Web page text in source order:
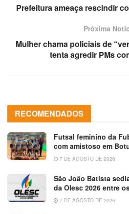
Prefeitura ameaça rescindir
Próxima
Mulher chama policiais de
tenta agredir PMs
RECOMENDADOS
Futsal feminino da
com amistoso em
7 DE AGOSTO DE 2026
São João Batista
da Olesc 2026 entre
7 DE AGOSTO DE 2026